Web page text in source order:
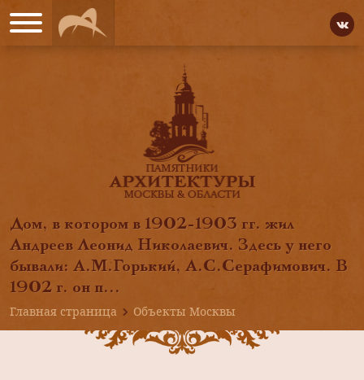
Дом, в котором в 1902-1903 гг. жил
Андреев Леонид Николаевич. Здесь у него
бывали: А.М.Горький, А.С.Серафимович. В
1902 г. он п...
Главная страница
Объекты Москвы